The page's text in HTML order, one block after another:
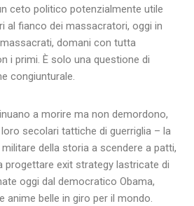
ceto politico potenzialmente utile
al fianco dei massacratori, oggi in
domani con tutta
i primi. È solo una questione di
congiunturale.
a morire ma non demordono,
secolari tattiche di guerriglia – la
della storia a scendere a patti,
progettare exit strategy lastricate di
oggi dal democratico Obama,
anime belle in giro per il mondo.